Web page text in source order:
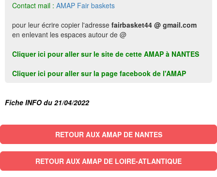
Contact mail : AMAP Fair baskets
pour leur écrire copier l'adresse fairbasket44 @ gmail.com
en enlevant les espaces autour de @
Cliquer ici pour aller sur le site de cette AMAP à NANTES
Cliquer ici pour aller sur la page facebook de l'AMAP
Fiche INFO du 21/04/2022
RETOUR AUX AMAP DE NANTES
RETOUR AUX AMAP DE LOIRE-ATLANTIQUE